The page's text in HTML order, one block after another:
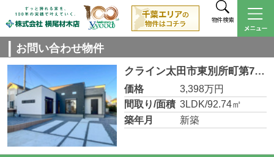
物件検索
お問い合わせ物件
クライン太田市東別所町第7期 1号棟【長期優良住宅】
価格
3,398万円
間取り/面積 3LDK/92.74㎡
築年月
新築